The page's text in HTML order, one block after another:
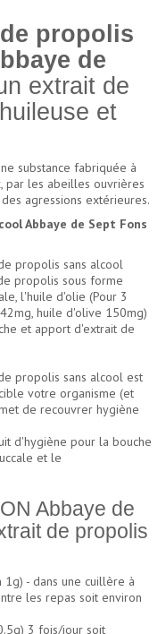
propolis
de
extrait de
et
substance fabriquée à
par les abeilles ouvrières
agressions extérieures.
Abbaye de Sept Fons
propolis sans alcool
propolis sous forme
l'huile d'olie (Pour 3
huile d'olive 150mg)
et apport d'extrait de
propolis sans alcool est
votre organisme (et
de recouvrer hygiène
d'hygiène pour la bouche
et le
Abbaye de
de propolis
- dans une cuillère à
les repas soit environ
3 fois/jour soit